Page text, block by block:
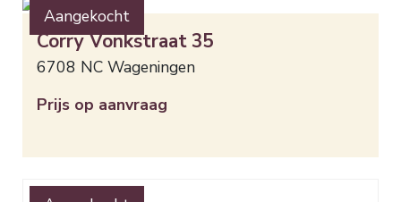
Aangekocht
Corry Vonkstraat 35
6708 NC Wageningen
Prijs op aanvraag